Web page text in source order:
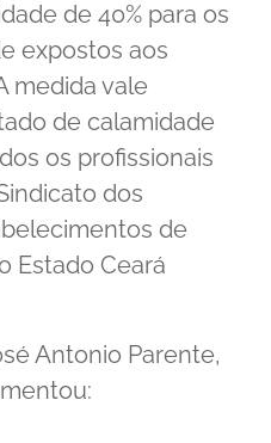
de 40% para os
expostos aos
medida vale
de calamidade
os profissionais
dos
de
Estado Ceará
Antonio Parente,